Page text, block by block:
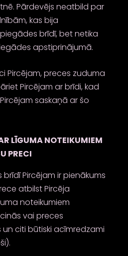
Pārdevējs neatbild par
kas bija
brīdī, bet netika
apstiprinājumā.
Pircējam, preces zuduma
Pircējam ar brīdi, kad
saskaņā ar šo
LĪGUMA NOTEIKUMIEM
PRECI
brīdī Pircējam ir pienākums
atbilst Pircēja
noteikumiem
vai preces
citi būtiski acīmredzami